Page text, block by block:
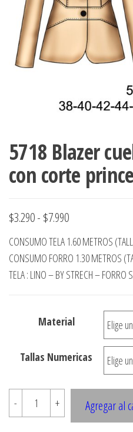
5718 Blazer
con corte
$3.290- $7.990Rango
de
precios:
desde
hasta
CONSUMO TELA 1.60 METROS
CONSUMO FORRO 1.30 METROS
TELA : LINO – BY STRECH – FORRO
Material
Tallas Numericas
-
5718
Blazer
+ Agregar al